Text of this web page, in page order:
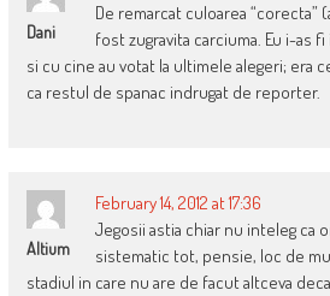
Dani
De remarcat culoarea “corecta”
fost zugravita carciuma. Eu i-as
si cu cine au votat la ultimele alegeri; era
ca restul de spanac indrugat de reporter.
Altium
February 14, 2012 at 17:36
Jegosii astia chiar nu inteleg ca
sistematic tot, pensie, loc de
stadiul in care nu are de facut altceva